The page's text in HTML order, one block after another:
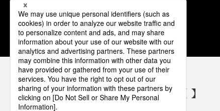
1 2 3 4 5
パナソニックの電気設備 SNSアカウント